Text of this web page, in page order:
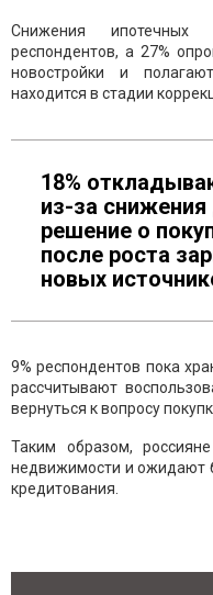
Снижения
респондентов, а 27%
новостройки и
находится в стадии
18%
из-за
решение о
после роста
новых
9% респондентов пока
рассчитывают
вернуться к вопросу
Таким образом,
недвижимости и ожидают
кредитования.